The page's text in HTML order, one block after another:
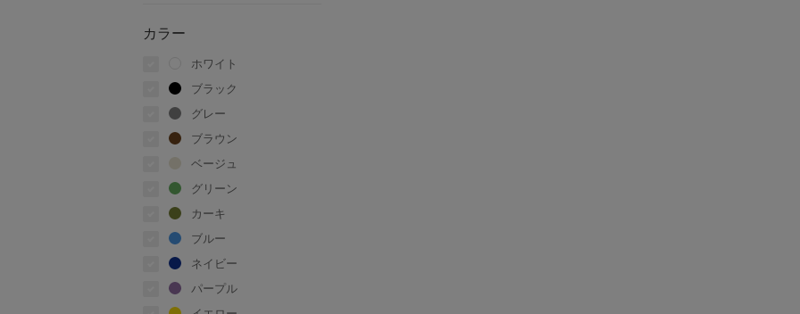
カラー
ホワイト
ブラック
グレー
ブラウン
ベージュ
グリーン
カーキ
ブルー
ネイビー
パープル